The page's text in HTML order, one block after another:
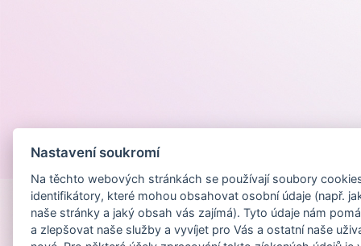
Nastavení soukromí
Na těchto webových stránkách se používají soubory
identifikátory, které mohou obsahovat osobní údaje (např.
naše stránky a jaký obsah vás zajímá). Tyto údaje nám
a zlepšovat naše služby a vyvíjet pro Vás a ostatní naše